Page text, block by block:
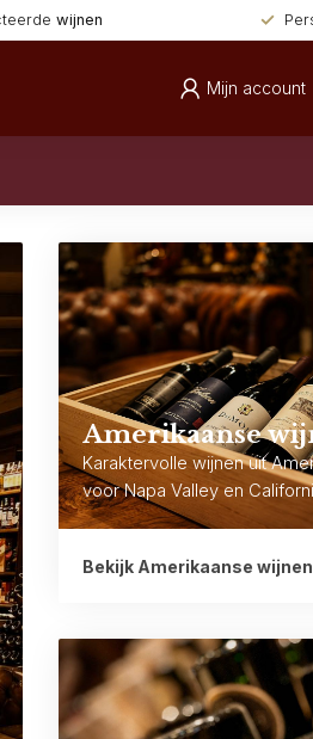
wijnen
Mijn account
Amerikaanse
Karaktervolle wijnen uit
voor Napa Valley en
Bekijk Amerikaanse wijnen